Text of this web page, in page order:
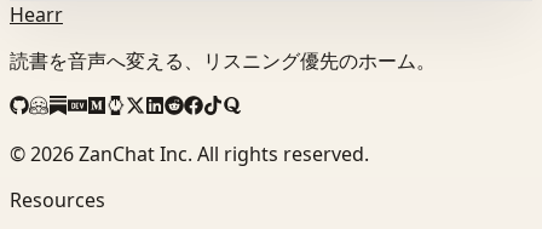
Hearr
読書を音声へ変える、リスニング優先のホーム。
©2026ZanChat Inc. All rights reserved.
Resources